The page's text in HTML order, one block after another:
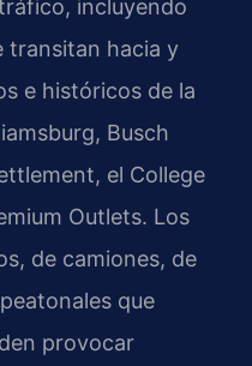
incluyendo
transitan hacia y
e históricos de la
Busch
el College
Outlets. Los
de camiones, de
que
provocar